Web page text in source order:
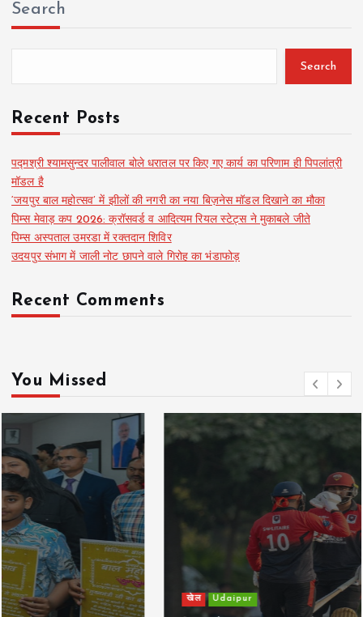
Search
Search
Recent Posts
पद्मश्री श्यामसुन्दर पालीवाल बोले धरातल पर किए गए कार्य का परिणाम ही पिपलांत्री
मॉडल है
‘जयपुर बाल महोत्सव’ में झीलों की नगरी का नया बिज़नेस मॉडल दिखाने का मौका
पिम्स मेवाड़ कप 2026: क्रॉसवर्ड व आदित्यम रियल स्टेट्स ने मुकाबले जीते
पिम्स अस्पताल उमरडा में रक्तदान शिविर
उदयपुर संभाग में जाली नोट छापने वाले गिरोह का भंडाफोड़
Recent Comments
You Missed
खेल Udaipur